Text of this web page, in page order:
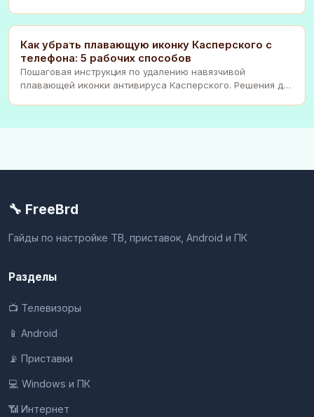
Как убрать плавающую иконку Касперского с
телефона: 5 рабочих способов
Пошаговая инструкция по удалению навязчивой
плавающей иконки антивируса Касперского. Решения для
🔧 FreeBrd
Гайды по настройке ТВ, приставок, Android и ПК
Разделы
📺 Телевизоры
📱 Android
📡 Приставки
💻 Windows и ПК
📶 Интернет